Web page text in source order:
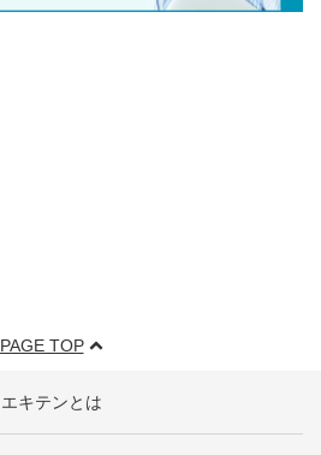
PAGE TOP
エキテンとは